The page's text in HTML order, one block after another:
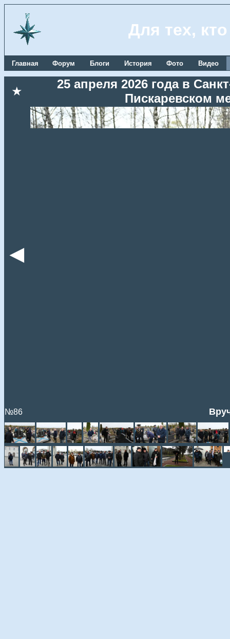
Для тех,
Главная Форум Блоги История Фото Видео
★
25 апреля 2026 года в
Пискаревском
◄
№86